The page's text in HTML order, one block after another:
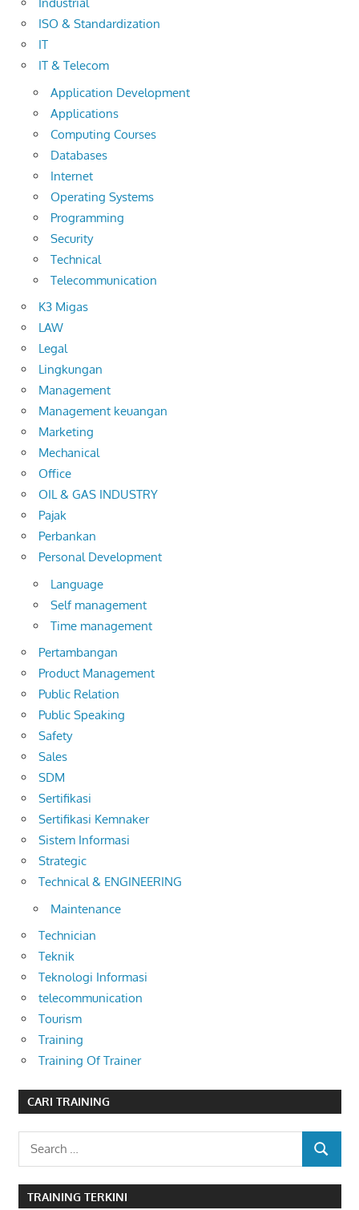
ISO & Standardization
IT
IT & Telecom
Application Development
Applications
Computing Courses
Databases
Internet
Operating Systems
Programming
Security
Technical
Telecommunication
K3 Migas
LAW
Legal
Lingkungan
Management
Management keuangan
Marketing
Mechanical
Office
OIL & GAS INDUSTRY
Pajak
Perbankan
Personal Development
Language
Self management
Time management
Pertambangan
Product Management
Public Relation
Public Speaking
Safety
Sales
SDM
Sertifikasi
Sertifikasi Kemnaker
Sistem Informasi
Strategic
Technical & ENGINEERING
Maintenance
Technician
Teknik
Teknologi Informasi
telecommunication
Tourism
Training
Training Of Trainer
CARI TRAINING
Search
SEARCH
TRAINING TERKINI